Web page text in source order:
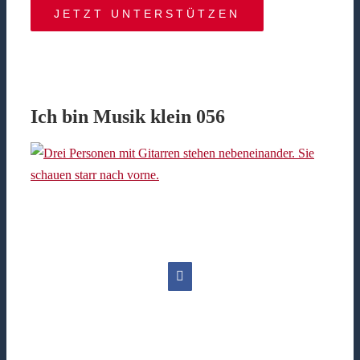
JETZT UNTERSTÜTZEN
Ich bin Musik klein 056
Facebook